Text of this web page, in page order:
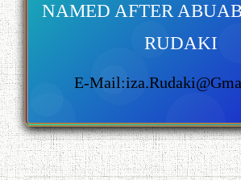
NAMED AFTER
RUDAKI
E-